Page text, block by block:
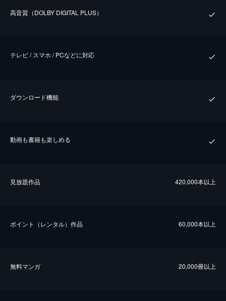
⾼⾳質（DOLBY DIGITAL PLUS）
テレビ / スマホ / PCなどに対応
ダウンロード機能
動画も書籍も楽しめる
⾒放題作品 420,000本以上
ポイント（レンタル）作品 60,000本以上
無料マンガ 20,000冊以上